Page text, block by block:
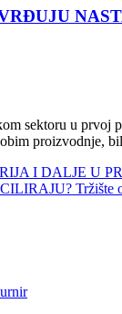
sektoru u prvoj
proizvodnje,
I DALJE U
Tržište